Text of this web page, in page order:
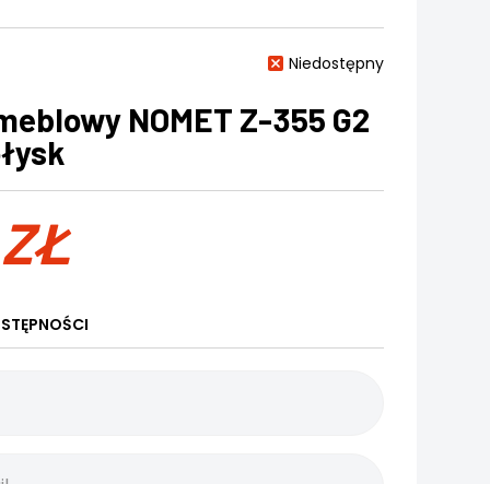
Niedostępny
NOMET Z-355 G2
ZŁ